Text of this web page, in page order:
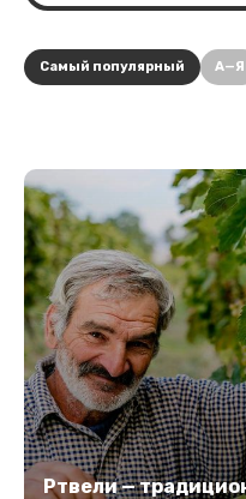
Самый популярный А—Я
Ртвели —